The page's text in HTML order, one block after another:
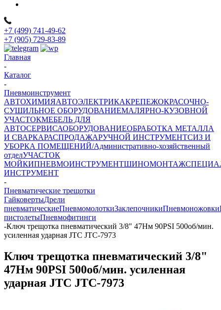
+7 (499) 741-49-62
+7 (905) 729-83-89
Главная
-
Каталог
-
Пневмоинструмент
АВТОХИМИЯАВТОЭЛЕКТРИКАКРЕПЕЖОКРАСОЧНО-
СУШИЛЬНОЕ ОБОРУДОВАНИЕМАЛЯРНО-КУЗОВНОЙ
УЧАСТОКМЕБЕЛЬ ДЛЯ
АВТОСЕРВИСАОБОРУДОВАНИЕОБРАБОТКА МЕТАЛЛА
И СВАРКАРАСПРОДАЖАРУЧНОЙ ИНСТРУМЕНТСИЗ И
УБОРКА ПОМЕЩЕНИЙ/Административно-хозяйственный
отделУЧАСТОК
МОЙКИПНЕВМОИНСТРУМЕНТШИНОМОНТАЖ
ИНСТРУМЕНТ
-
Пневматические трещотки
ГайковертыДрели
пневматическиеПневмомолоткиЗаклепочникиПневмоножовки
пистолетыПневмофитинги
-Ключ трещотка пневматический 3/8" 47Нм 90PSI 500об/мин.
усиленная ударная JTC JTC-7973
Ключ трещотка пневматический 3/8"
47Нм 90PSI 500об/мин. усиленная
ударная JTC JTC-7973